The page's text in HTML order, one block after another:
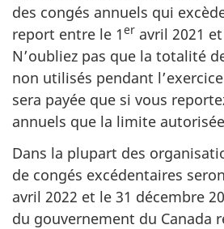
des congés annuels qui
report entre le 1er avril 2021
N’oubliez pas que la totalité
non utilisés pendant
sera payée que si vous
annuels que la limite
Dans la plupart des
de congés excédentaires
avril 2022 et le 31 décembre
du gouvernement du Canada